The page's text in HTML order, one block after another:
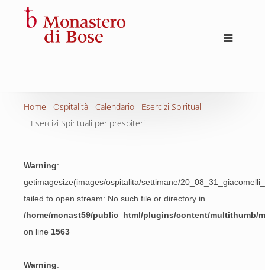
Home Ospitalità Calendario
Esercizi Spirituali
Esercizi Spirituali per presbiteri
Warning:
getimagesize(images/ospitalita/settimane/
failed to open stream: No such file or directory in
/home/monast59/public_html/plugins/content/multithumb/
on line 1563
Warning: